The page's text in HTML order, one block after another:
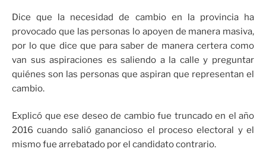
Dice que la necesidad de cambio en la provincia ha
provocado que las personas lo apoyen de manera masiva,
por lo que dice que para saber de manera certera como
van sus aspiraciones es saliendo a la calle y preguntar
quiénes son las personas que aspiran que representan el
cambio.
Explicó que ese deseo de cambio fue truncado en el año
2016 cuando salió ganancioso el proceso electoral y el
mismo fue arrebatado por el candidato contrario.